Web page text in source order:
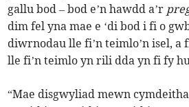
gallu bod – bod e’n hawdd a’r
dim fel yna mae e ‘di bod i fi o
diwrnodau lle fi’n teimlo’n isel, a
lle fi’n teimlo yn rili dda yn fi fy
“Mae disgwyliad mewn